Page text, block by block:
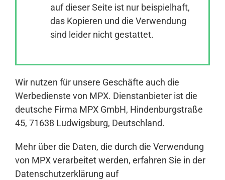
Anmelden
auf dieser Seite ist nur beispielhaft,
das Kopieren und die Verwendung
sind leider nicht gestattet.
Wir nutzen für unsere Geschäfte auch die
Werbedienste von MPX. Dienstanbieter ist die
deutsche Firma MPX GmbH, Hindenburgstraße
45, 71638 Ludwigsburg, Deutschland.
Mehr über die Daten, die durch die Verwendung
von MPX verarbeitet werden, erfahren Sie in der
Datenschutzerklärung auf